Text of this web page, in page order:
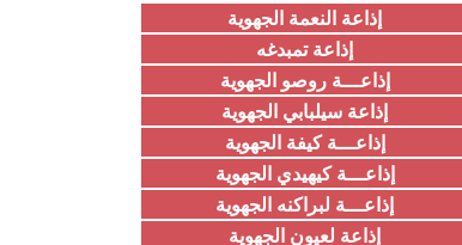
إذاعة النعمة الجهوية
إذاعة تمبدغه
إذاعـــة روصو الجهوية
إذاعة سيلبابي الجهوية
إذاعـــة كيفة الجهوية
إذاعـــة كيهيدي الجهوية
إذاعـــة لبراكنه الجهوية
إذاعة لعيون الجهوية